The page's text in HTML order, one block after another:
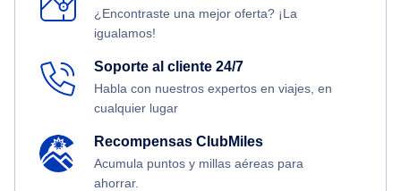
¿Encontraste una mejor oferta? ¡La
igualamos!
Soporte al cliente 24/7
Habla con nuestros expertos en viajes, en
cualquier lugar
Recompensas ClubMiles
Acumula puntos y millas aéreas para
ahorrar.